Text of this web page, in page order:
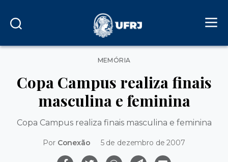
Categorias
MEMÓRIA
Copa Campus realiza finais
masculina e feminina
Copa Campus realiza finais masculina e feminina
Por Conexão 5 de dezembro de 2007